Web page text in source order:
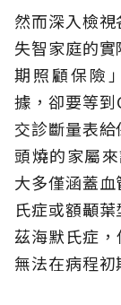
然而深入檢
失智家庭的
期照顧保險
據，卻要等
交診斷量表
頭燒的家屬
大多僅涵蓋
氏症或額顳
茲海默氏症，
無法在病程初